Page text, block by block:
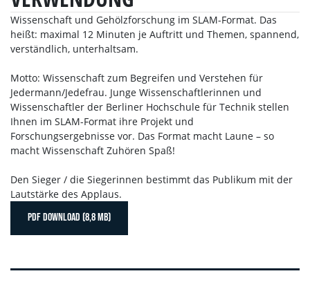
Wissenschaft und Gehölzforschung im SLAM-Format. Das
heißt: maximal 12 Minuten je Auftritt und Themen, spannend,
verständlich, unterhaltsam.
Motto: Wissenschaft zum Begreifen und Verstehen für
Jedermann/Jedefrau. Junge Wissenschaftlerinnen und
Wissenschaftler der Berliner Hochschule für Technik stellen
Ihnen im SLAM-Format ihre Projekt und
Forschungsergebnisse vor. Das Format macht Laune – so
macht Wissenschaft Zuhören Spaß!
Den Sieger / die Siegerinnen bestimmt das Publikum mit der
Lautstärke des Applaus.
PDF DOWNLOAD (8,8 MB)